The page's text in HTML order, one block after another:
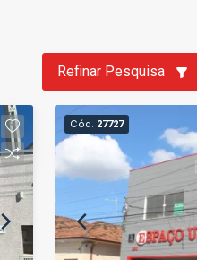
Refinar Pesquisa
Cód. 27727